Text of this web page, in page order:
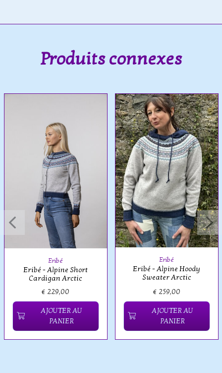
Produits connexes
Eribé
Eribé - Alpine Short
Cardigan Arctic
€ 229,00
AJOUTER AU
PANIER
Eribé
Eribé - Alpine Hoody
Sweater Arctic
€ 259,00
AJOUTER AU
PANIER